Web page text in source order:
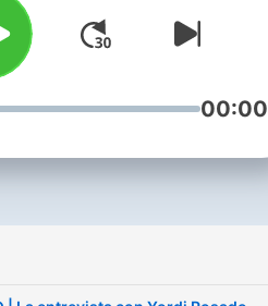
00:00